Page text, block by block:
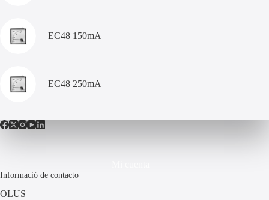
EC48 150mA
EC48 250mA
Informació de contacto
OLUS